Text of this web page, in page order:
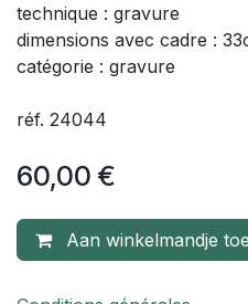
technique : gravure
dimensions avec cadre :
catégorie : gravure
réf. 24044
60,00 €
Aan winkelmandje